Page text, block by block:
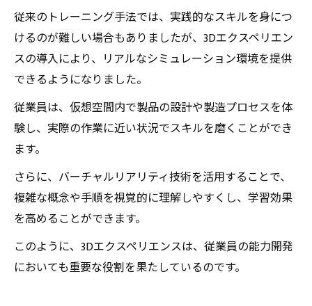
従来のトレーニング手法では、実践的なスキルを身につ
けるのが難しい場合もありましたが、3Dエクスペリエン
スの導入により、リアルなシミュレーション環境を提供
できるようになりました。
従業員は、仮想空間内で製品の設計や製造プロセスを体
験し、実際の作業に近い状況でスキルを磨くことができ
ます。
さらに、バーチャルリアリティ技術を活用することで、
複雑な概念や手順を視覚的に理解しやすくし、学習効果
を高めることができます。
このように、3Dエクスペリエンスは、従業員の能力開発
においても重要な役割を果たしているのです。